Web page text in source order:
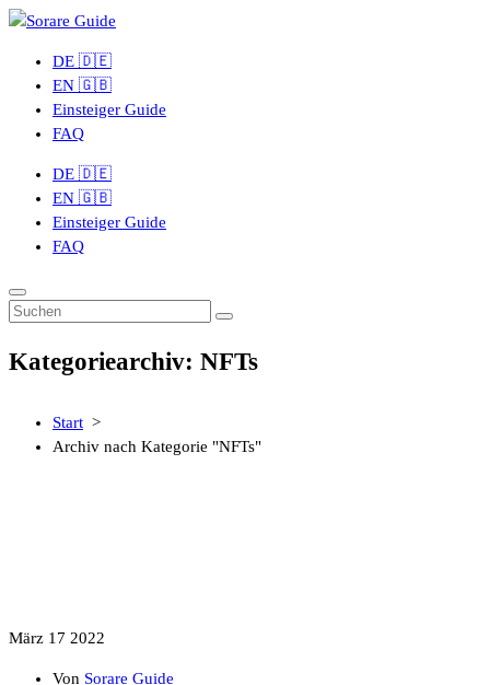
Zum
springenDE 🇩🇪
EN 🇬🇧
Einsteiger Guide
FAQ
DE 🇩🇪
EN 🇬🇧
Einsteiger Guide
FAQ
Kategoriearchiv: NFTs
Start >
Archiv nach Kategorie "NFTs"
März 17 2022
Von Sorare Guide